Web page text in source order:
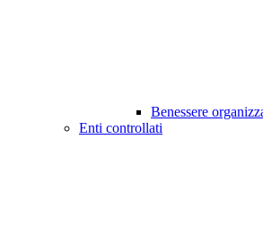
Benessere
Enti controllati